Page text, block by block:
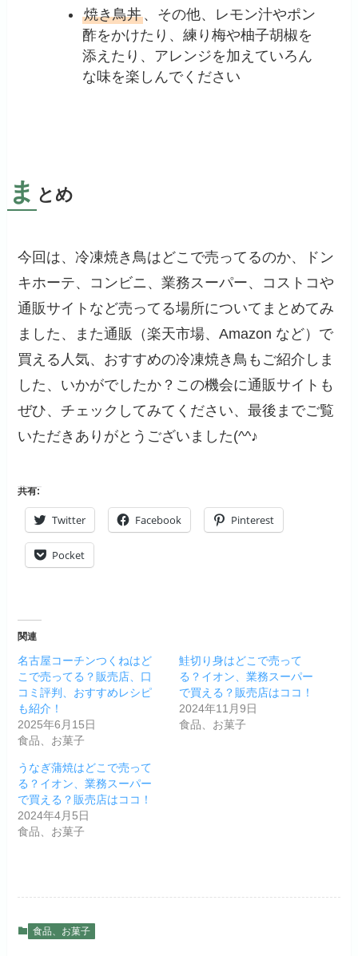
焼き鳥丼、その他、レモン汁やポン
酢をかけたり、練り梅や柚子胡椒を
添えたり、アレンジを加えていろん
な味を楽しんでください
ま とめ
今回は、冷凍焼き鳥はどこで売ってるのか、ドン
キホーテ、コンビニ、業務スーパー、コストコや
通販サイトなど売ってる場所についてまとめてみ
ました、また通販（楽天市場、Amazon など）で
買える人気、おすすめの冷凍焼き鳥もご紹介しま
した、いかがでしたか？この機会に通販サイトも
ぜひ、チェックしてみてください、最後までご覧
いただきありがとうございました(^^♪
共有:
Twitter Facebook Pinterest
Pocket
関連
名古屋コーチンつくねはど
こで売ってる？販売店、口
コミ評判、おすすめレシピ
も紹介！
2025年6月15日
食品、お菓子
鮭切り身はどこで売って
る？イオン、業務スーパー
で買える？販売店はココ！
2024年11月9日
食品、お菓子
うなぎ蒲焼はどこで売って
る？イオン、業務スーパー
で買える？販売店はココ！
2024年4月5日
食品、お菓子
食品、お菓子